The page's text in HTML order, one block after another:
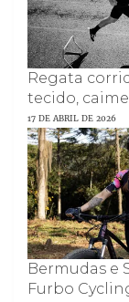
Regata
tecido,
17 DE ABRIL DE 2026
Bermudas e
Furbo